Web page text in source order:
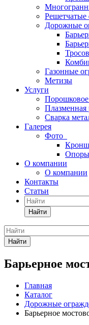
Дорожные
Газонные
Метизы
Услуги
Сварка
Галерея
Фото
Опоры
О компании
О компании
Контакты
Статьи
Найти
Найти
Барьерное
Главная
Каталог
Дорожные
Барьерное